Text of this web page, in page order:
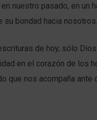
nuestro pasado, en un
su bondad hacia nosotros.
de hoy, sólo
en el corazón de los
que nos acompaña ante